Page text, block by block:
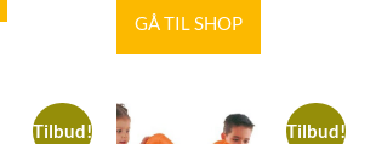
GÅ TIL SHOP
Tilbud! Tilbud!